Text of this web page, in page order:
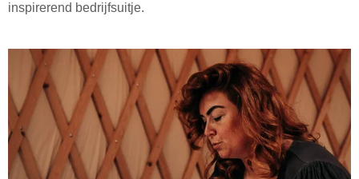
inspirerend bedrijfsuitje.